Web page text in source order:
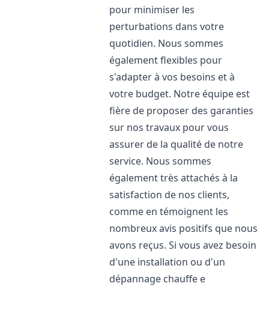
pour minimiser les
perturbations dans votre
quotidien. Nous sommes
également flexibles pour
s'adapter à vos besoins et à
votre budget. Notre équipe est
fière de proposer des garanties
sur nos travaux pour vous
assurer de la qualité de notre
service. Nous sommes
également très attachés à la
satisfaction de nos clients,
comme en témoignent les
nombreux avis positifs que nous
avons reçus. Si vous avez besoin
d'une installation ou d'un
dépannage chauffe e